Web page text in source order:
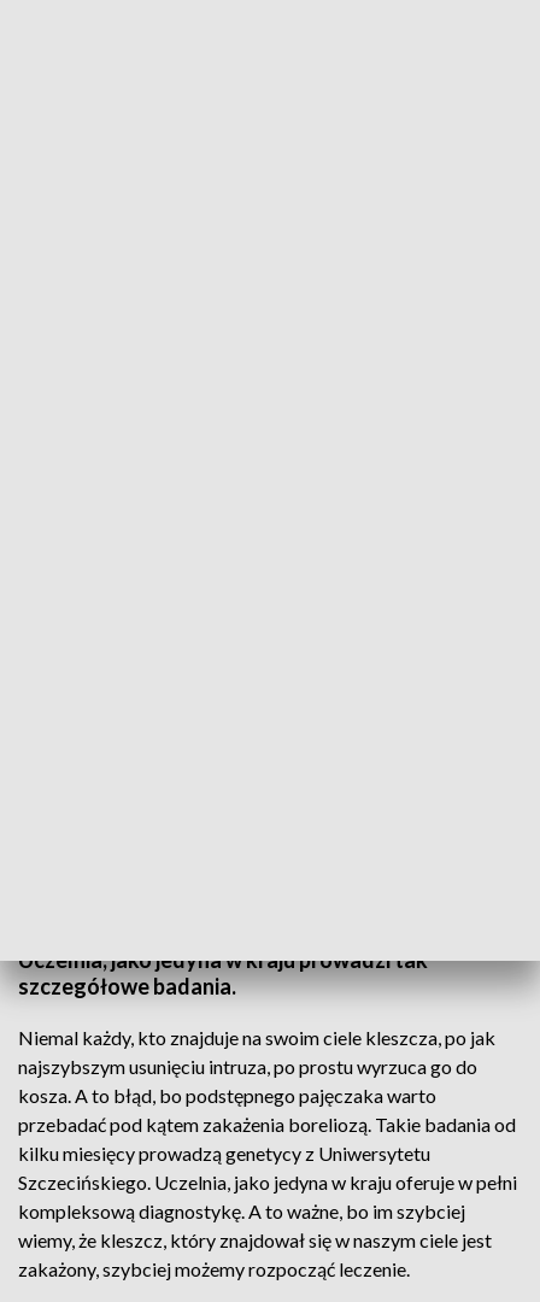
Uczelnia, jako jedyna w kraju prowadzi tak
szczegółowe badania.
Niemal każdy, kto znajduje na swoim ciele kleszcza, po jak
najszybszym usunięciu intruza, po prostu wyrzuca go do
kosza. A to błąd, bo podstępnego pajęczaka warto
przebadać pod kątem zakażenia boreliozą. Takie badania od
kilku miesięcy prowadzą genetycy z Uniwersytetu
Szczecińskiego. Uczelnia, jako jedyna w kraju oferuje w pełni
kompleksową diagnostykę. A to ważne, bo im szybciej
wiemy, że kleszcz, który znajdował się w naszym ciele jest
zakażony, szybciej możemy rozpocząć leczenie.